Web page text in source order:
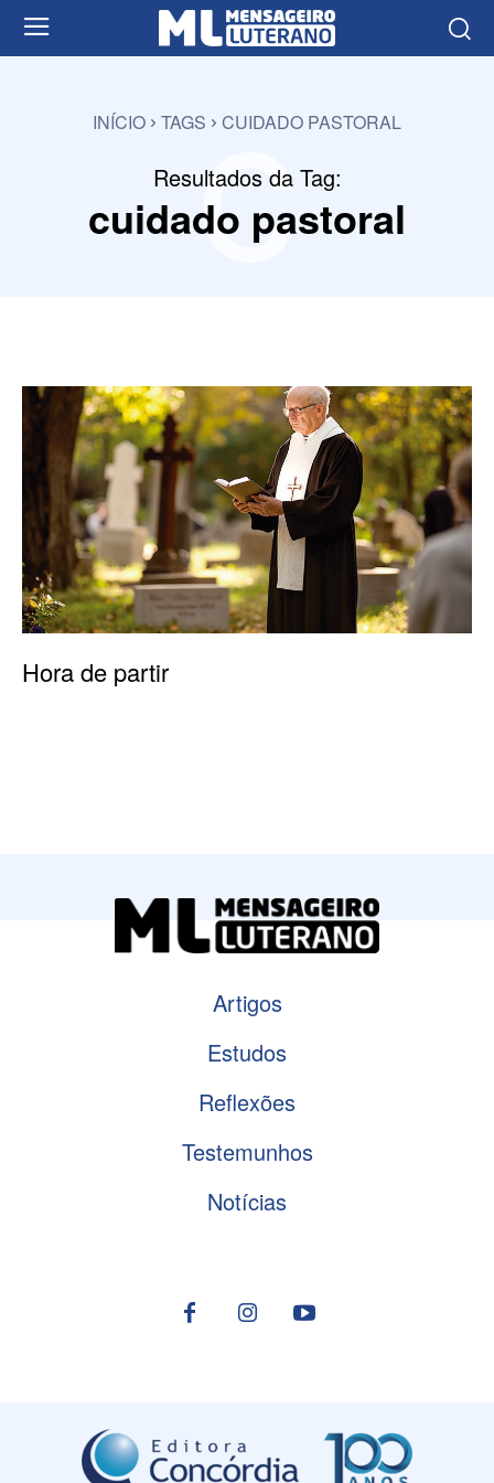
INÍCIO TAGS CUIDADO PASTORAL
Resultados da Tag:
cuidado pastoral
c
Hora de partir
Artigos
Estudos
Reflexões
Testemunhos
Notícias